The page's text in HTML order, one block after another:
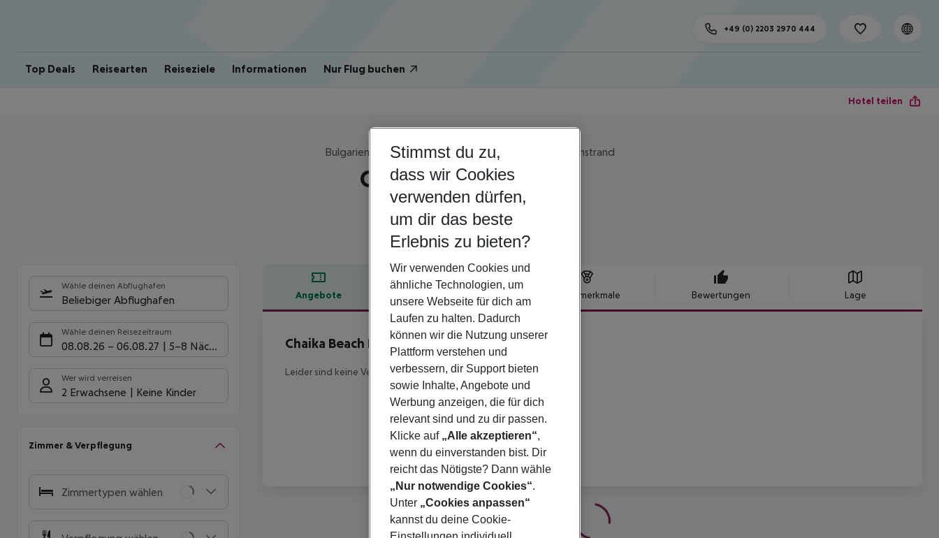
Top Deals Reisearten Reiseziele Informationen Nur Flug buchen
+49 (0) 2203 2970 444
Hotel teilen
Bulgarien | Bulgarische Riviera Süden (Burgas) | Sonnenstrand
Chaika Beach Resort
3
Wähle deinen Abflughafen
Beliebiger Abflughafen
Wähle deinen Reisezeitraum
08.08.26 – 06.08.27 5-8 Nächte
Wer wird verreisen
2 Erwachsene Keine Kinder
Zimmer & Verpflegung
Zimmertypen wählen
Angebote Hotelbeschreibung Hotelmerkmale Bewertungen Lage
Hotelbeschreibung
Chaika Beach Resort
3
Leider sind keine Veranstalterinfomationen verfügbar.
Stimmst du zu,
dass wir Cookies
verwenden dürfen,
um dir das beste
Erlebnis zu bieten?
Wir verwenden Cookies und
ähnliche Technologien, um
unsere Webseite für dich am
Laufen zu halten. Dadurch
können wir die Nutzung unserer
Plattform verstehen und
verbessern, dir Support bieten
sowie Inhalte, Angebote und
Werbung anzeigen, die für dich
relevant sind und zu dir passen.
Klicke auf „Alle akzeptieren“,
wenn du einverstanden bist. Dir
reicht das Nötigste? Dann wähle
„Nur notwendige Cookies“.
Unter „Cookies anpassen“
kannst du deine Cookie-